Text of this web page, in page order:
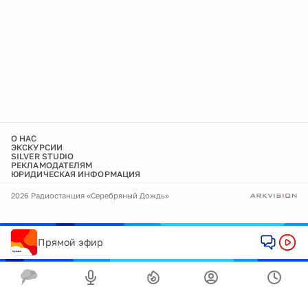
О НАС
ЭКСКУРСИИ
SILVER STUDIO
РЕКЛАМОДАТЕЛЯМ
ЮРИДИЧЕСКАЯ ИНФОРМАЦИЯ
2026 Радиостанция «Серебряный Дождь»
Прямой эфир